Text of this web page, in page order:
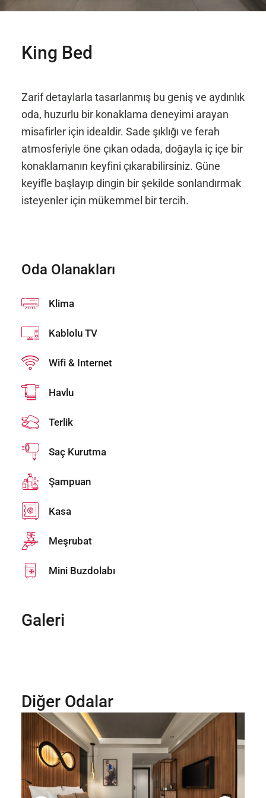
King Bed
Zarif detaylarla tasarlanmış bu geniş ve aydınlık
oda, huzurlu bir konaklama deneyimi arayan
misafirler için idealdir. Sade şıklığı ve ferah
atmosferiyle öne çıkan odada, doğayla iç içe bir
konaklamanın keyfini çıkarabilirsiniz. Güne
keyifle başlayıp dingin bir şekilde sonlandırmak
isteyenler için mükemmel bir tercih.
Oda Olanakları
Klima
Kablolu TV
Wifi & Internet
Havlu
Terlik
Saç Kurutma
Şampuan
Kasa
Meşrubat
Mini Buzdolabı
Galeri
Diğer Odalar